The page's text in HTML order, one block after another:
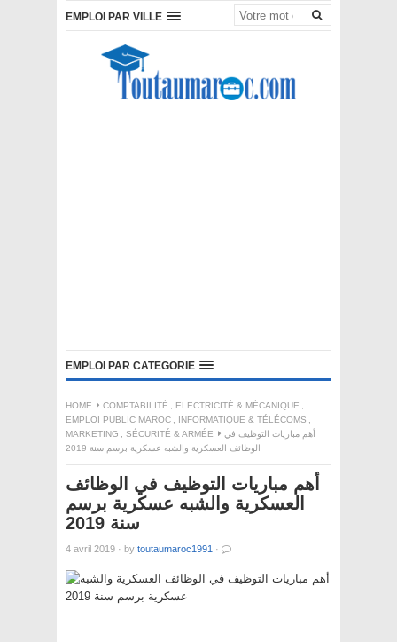
EMPLOI PAR VILLE
EMPLOI PAR CATEGORIE
HOME COMPTABILITÉ , ELECTRICITÉ & MÉCANIQUE ,
EMPLOI PUBLIC MAROC , INFORMATIQUE & TÉLÉCOMS ,
MARKETING , SÉCURITÉ & ARMÉE
أهم مباريات التوظيف في
الوظائف العسكرية والشبه عسكرية برسم سنة 2019
أهم مباريات التوظيف في الوظائف
العسكرية والشبه عسكرية برسم
سنة 2019
4 avril 2019 · by toutaumaroc1991 ·